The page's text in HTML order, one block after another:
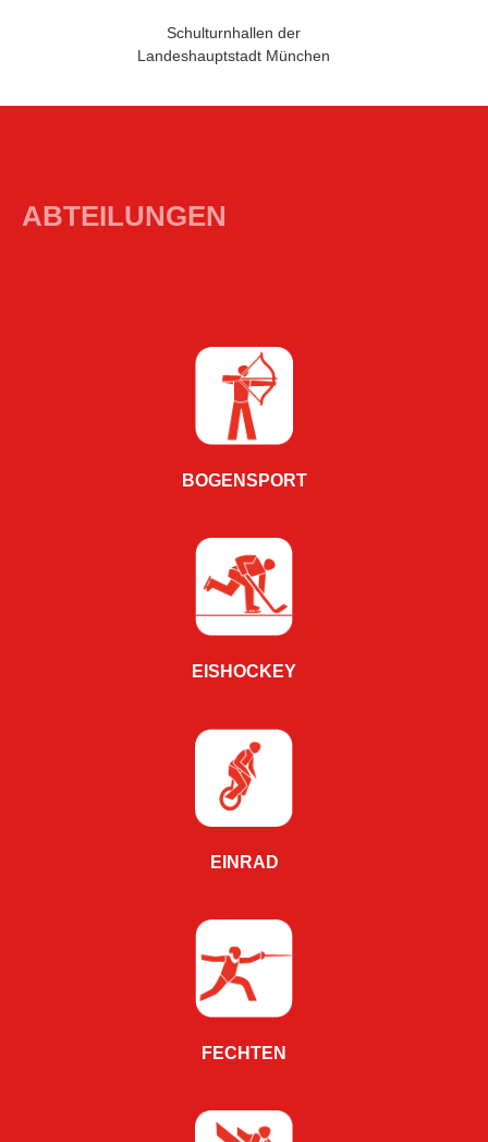
Schulturnhallen der
Landeshauptstadt München
ABTEILUNGEN
BOGENSPORT
EISHOCKEY
EINRAD
FECHTEN